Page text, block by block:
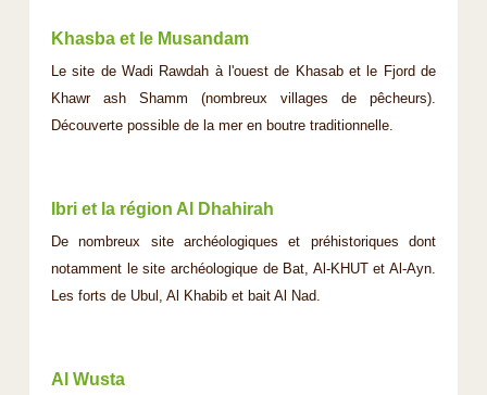
Khasba et le Musandam
Le site de Wadi Rawdah à l'ouest de Khasab et le Fjord de
Khawr ash Shamm (nombreux villages de pêcheurs).
Découverte possible de la mer en boutre traditionnelle.
Ibri et la région Al Dhahirah
De nombreux site archéologiques et préhistoriques dont
notamment le site archéologique de Bat, Al-KHUT et Al-Ayn.
Les forts de Ubul, Al Khabib et bait Al Nad.
Al Wusta